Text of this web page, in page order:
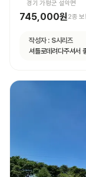
경기 가평군 설악면
745,000원2종
작성자 : S시리즈
셔틀로데려다주셔서